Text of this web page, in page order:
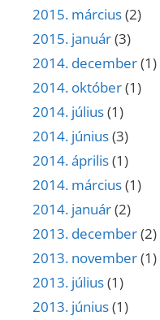
2015. március(2)
2015. január(3)
2014. december(1)
2014. október(1)
2014. július(1)
2014. június(3)
2014. április(1)
2014. március(1)
2014. január(2)
2013. december(2)
2013. november(1)
2013. július(1)
2013. június(1)